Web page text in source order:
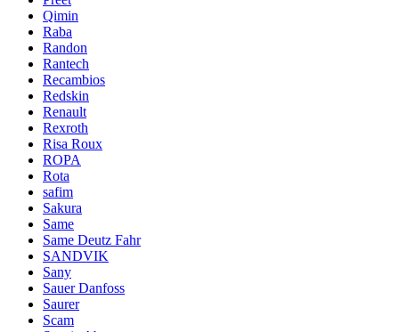
Qimin
Raba
Randon
Rantech
Recambios
Redskin
Renault
Rexroth
Risa Roux
ROPA
Rota
safim
Sakura
Same
Same Deutz Fahr
SANDVIK
Sany
Sauer Danfoss
Saurer
Scam